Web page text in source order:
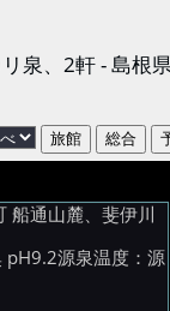
泉、2軒 - 島根
船通山麓、斐伊川
pH9.2源泉温度：源